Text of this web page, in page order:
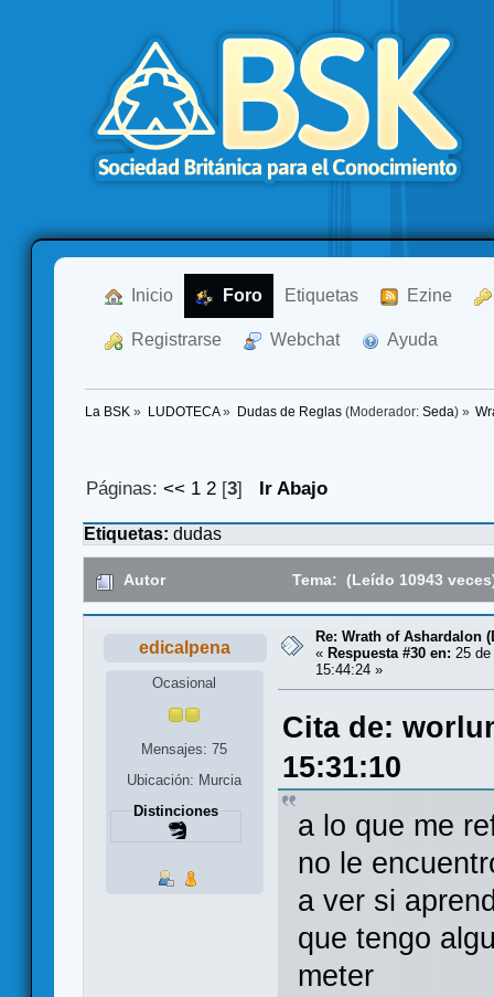
Inicio Foro Etiquetas Ezine
Registrarse Webchat Ayuda
La BSK » LUDOTECA» Dudas de Reglas(Moderador: Seda) »
Páginas:<< 1 2 [3] Ir Abajo
Etiquetas: dudas
Autor Tema: (Leído 10943
edicalpena
Ocasional
Mensajes: 75
Ubicación: Murcia
Distinciones
Re: Wrath of Ashardalon
« Respuesta #30 en: 25 de
15:44:24 »
Cita de:
15:31:10
a lo que me
no le
a ver si
que tengo
meter